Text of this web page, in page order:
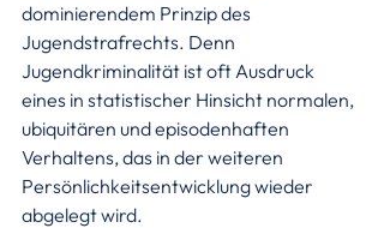
dominierendem Prinzip des
Jugendstrafrechts. Denn
Jugendkriminalität ist oft Ausdruck
eines in statistischer Hinsicht normalen,
ubiquitären und episodenhaften
Verhaltens, das in der weiteren
Persönlichkeitsentwicklung wieder
abgelegt wird.